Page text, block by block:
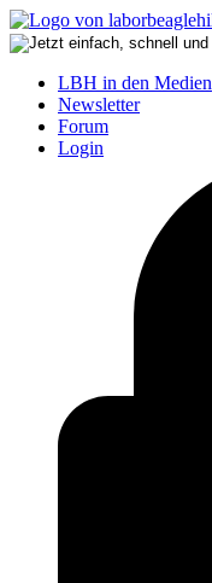
LBH in den Medien
Newsletter
Forum
Login